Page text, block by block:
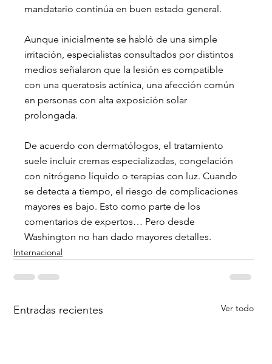
mandatario continúa en buen estado general.
Aunque inicialmente se habló de una simple
irritación, especialistas consultados por distintos
medios señalaron que la lesión es compatible
con una queratosis actínica, una afección común
en personas con alta exposición solar
prolongada.
De acuerdo con dermatólogos, el tratamiento
suele incluir cremas especializadas, congelación
con nitrógeno líquido o terapias con luz. Cuando
se detecta a tiempo, el riesgo de complicaciones
mayores es bajo. Esto como parte de los
comentarios de expertos… Pero desde
Washington no han dado mayores detalles.
Internacional
Entradas recientes Ver todo